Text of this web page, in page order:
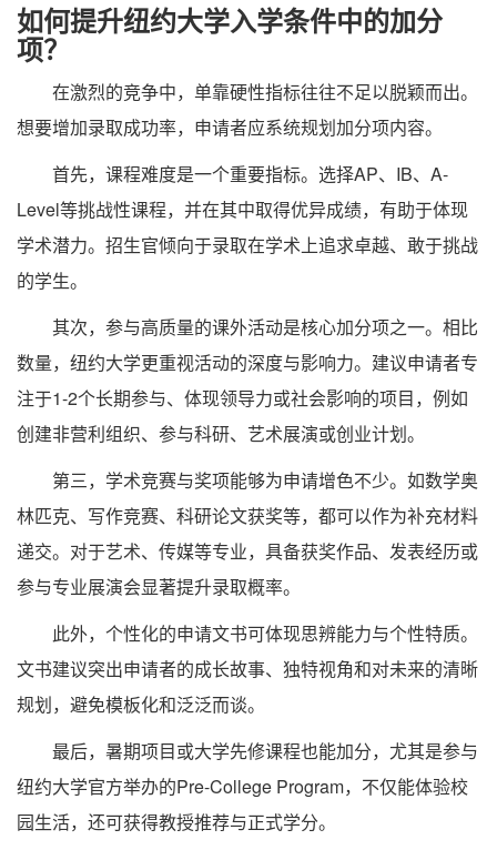
如何提升纽约大学入学条件中的加分
项？
在激烈的竞争中，单靠硬性指标往往不足以脱颖而出。
想要增加录取成功率，申请者应系统规划加分项内容。
首先，课程难度是一个重要指标。选择AP、IB、A-
Level等挑战性课程，并在其中取得优异成绩，有助于体现
学术潜力。招生官倾向于录取在学术上追求卓越、敢于挑战
的学生。
其次，参与高质量的课外活动是核心加分项之一。相比
数量，纽约大学更重视活动的深度与影响力。建议申请者专
注于1-2个长期参与、体现领导力或社会影响的项目，例如
创建非营利组织、参与科研、艺术展演或创业计划。
第三，学术竞赛与奖项能够为申请增色不少。如数学奥
林匹克、写作竞赛、科研论文获奖等，都可以作为补充材料
递交。对于艺术、传媒等专业，具备获奖作品、发表经历或
参与专业展演会显著提升录取概率。
此外，个性化的申请文书可体现思辨能力与个性特质。
文书建议突出申请者的成长故事、独特视角和对未来的清晰
规划，避免模板化和泛泛而谈。
最后，暑期项目或大学先修课程也能加分，尤其是参与
纽约大学官方举办的Pre-College Program，不仅能体验校
园生活，还可获得教授推荐与正式学分。